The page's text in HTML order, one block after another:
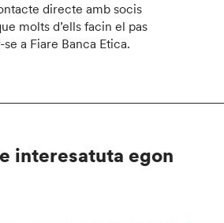
directe amb socis
molts d’ells facin el pas
a Fiare Banca Etica.
interesatuta egon